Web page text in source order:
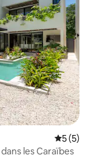
5 (5)
les Caraïbes